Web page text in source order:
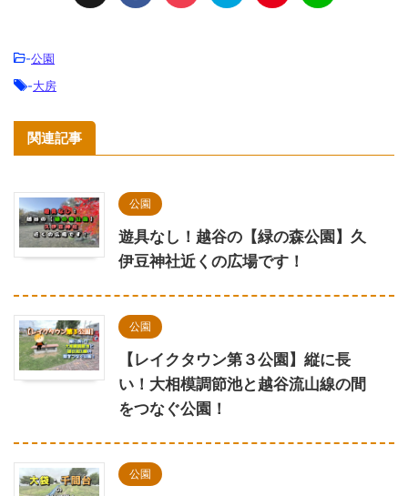
-公園
-大房
関連記事
公園
遊具なし！越谷の【緑の森公園】久
伊豆神社近くの広場です！
公園
【レイクタウン第３公園】縦に長
い！大相模調節池と越谷流山線の間
をつなぐ公園！
公園